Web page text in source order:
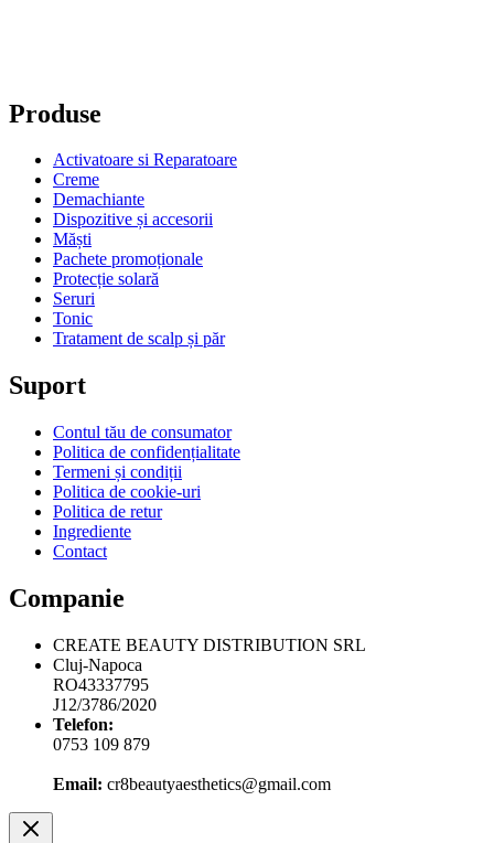
Produse
Activatoare si Reparatoare
Creme
Demachiante
Dispozitive și accesorii
Măști
Pachete promoționale
Protecție solară
Seruri
Tonic
Tratament de scalp și păr
Suport
Contul tău de consumator
Politica de confidențialitate
Termeni și condiții
Politica de cookie-uri
Politica de retur
Ingrediente
Contact
Companie
CREATE BEAUTY DISTRIBUTION SRL
Cluj-Napoca
RO43337795
J12/3786/2020
Telefon:
0753 109 879
Email: cr8beautyaesthetics@gmail.com